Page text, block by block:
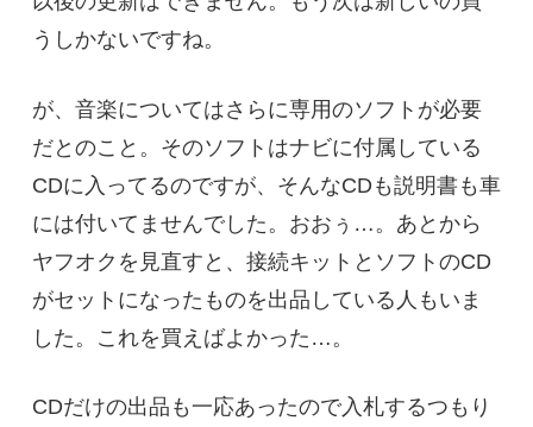
うしかないですね。
が、音楽についてはさらに専用のソフトが必要
だとのこと。そのソフトはナビに付属している
CDに入ってるのですが、そんなCDも説明書も車
には付いてませんでした。おおぅ…。あとから
ヤフオクを見直すと、接続キットとソフトのCD
がセットになったものを出品している人もいま
した。これを買えばよかった…。
CDだけの出品も一応あったので入札するつもり